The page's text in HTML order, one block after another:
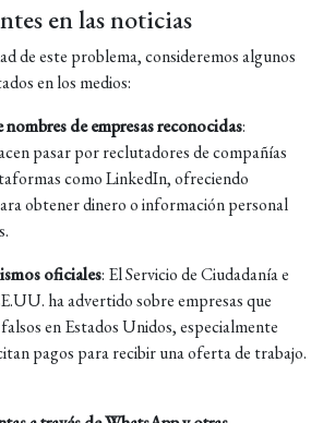
en las noticias
de este problema, consideremos algunos
en los medios:
de empresas reconocidas:
pasar por reclutadores de compañías
como LinkedIn, ofreciendo
obtener dinero o información personal
oficiales: El Servicio de Ciudadanía e
ha advertido sobre empresas que
en Estados Unidos, especialmente
pagos para recibir una oferta de trabajo.